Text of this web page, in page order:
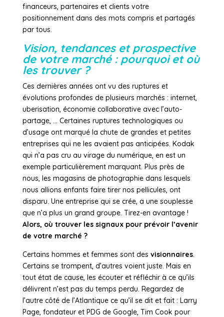
financeurs, partenaires et clients votre
positionnement dans des mots compris et partagés
par tous.
Vision, tendances et prospective
de votre marché : pourquoi et où
les trouver ?
Ces dernières années ont vu des ruptures et
évolutions profondes de plusieurs marchés : internet,
uberisation, économie collaborative avec l’auto-
partage, … Certaines ruptures technologiques ou
d’usage ont marqué la chute de grandes et petites
entreprises qui ne les avaient pas anticipées. Kodak
qui n’a pas cru au virage du numérique, en est un
exemple particulièrement marquant. Plus près de
nous, les magasins de photographie dans lesquels
nous allions enfants faire tirer nos pellicules, ont
disparu. Une entreprise qui se crée, a une souplesse
que n’a plus un grand groupe. Tirez-en avantage !
Alors, où trouver les signaux pour prévoir l’avenir
de votre marché ?
Certains hommes et femmes sont des visionnaires.
Certains se trompent, d’autres voient juste. Mais en
tout état de cause, les écouter et réfléchir à ce qu’ils
délivrent n’est pas du temps perdu. Regardez de
l’autre côté de l’Atlantique ce qu’il se dit et fait : Larry
Page, fondateur et PDG de Google, Tim Cook pour